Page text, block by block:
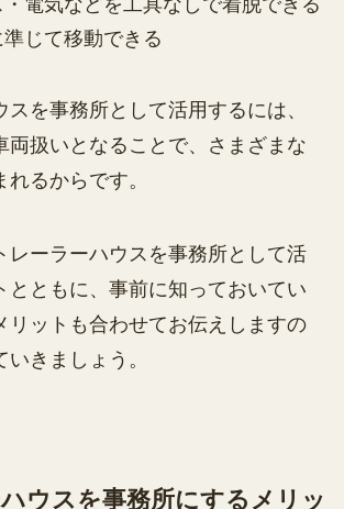
電気などを工具なしで着脱できる
じて移動できる
スを事務所として活用するには、
両扱いとなることで、さまざまな
るからです。
レーラーハウスを事務所として活
とともに、事前に知っておいてい
リットも合わせてお伝えしますの
きましょう。
ウスを事務所にするメリッ